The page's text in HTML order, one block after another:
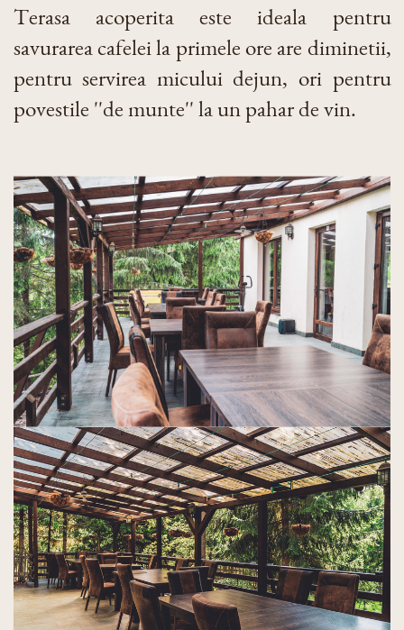
Terasa acoperita este ideala pentru
savurarea cafelei la primele ore are diminetii,
pentru servirea micului dejun, ori pentru
povestile ''de munte'' la un pahar de vin.